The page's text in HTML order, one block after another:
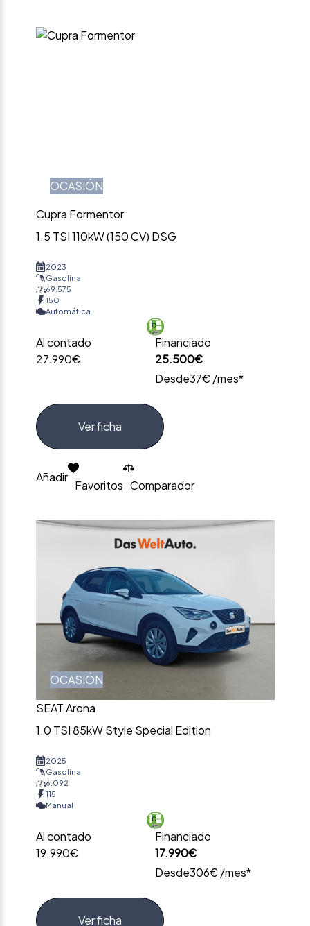
OCASIÓN
Cupra Formentor
1.5 TSI 110kW (150 CV) DSG
2023
Gasolina
69.575
150
Automática
Al contado
27.990€
Financiado
25.500€
Desde37€ /mes*
Ver ficha
Añadir
Favoritos Comparador
OCASIÓN
SEAT Arona
1.0 TSI 85kW Style Special Edition
2025
Gasolina
6.092
115
Manual
Al contado
19.990€
Financiado
17.990€
Desde306€ /mes*
Ver ficha